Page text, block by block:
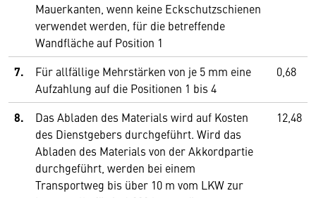
Mauerkanten, wenn keine Eckschutzschienen
verwendet werden, für die betreffende
Wandfläche auf Position 1
7.
Für allfällige Mehrstärken von je 5 mm eine
Aufzahlung auf die Positionen 1 bis 4
0,68
8.
Das Abladen des Materials wird auf Kosten
des Dienstgebers durchgeführt. Wird das
Abladen des Materials von der Akkord­partie
durchgeführt, werden bei einem
Transportweg bis über 10 m vom LKW zur
12,48